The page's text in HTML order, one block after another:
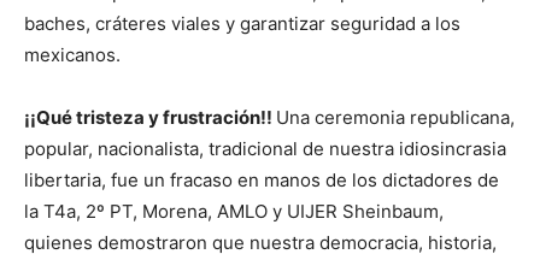
baches, cráteres viales y garantizar seguridad a los
mexicanos.
¡¡Qué tristeza y frustración!! Una ceremonia republicana,
popular, nacionalista, tradicional de nuestra idiosincrasia
libertaria, fue un fracaso en manos de los dictadores de
la T4a, 2º PT, Morena, AMLO y UIJER Sheinbaum,
quienes demostraron que nuestra democracia, historia,